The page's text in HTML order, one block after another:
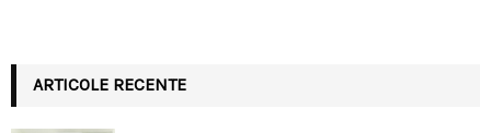
ARTICOLE RECENTE